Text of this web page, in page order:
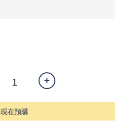
現在預購